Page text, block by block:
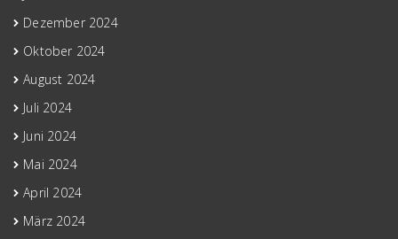
Dezember 2024
Oktober 2024
August 2024
Juli 2024
Juni 2024
Mai 2024
April 2024
März 2024